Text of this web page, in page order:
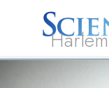
Harlem